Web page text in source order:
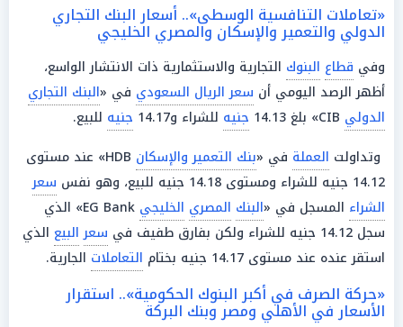
«تعاملات التنافسية الوسطى».. أسعار البنك التجاري
الدولي والتعمير والإسكان والمصري الخليجي
وفي قطاع البنوك التجارية والاستثمارية ذات الانتشار الواسع،
أظهر الرصد اليومي أن سعر الريال السعودي في «البنك التجاري
الدولي
جنيه للشراء و14.17 جنيه للبيع.
وتداولت العملة في «بنك التعمير والإسكان
HDB» عند مستوى
14.12 جنيه للشراء ومستوى 14.18 جنيه للبيع، وهو نفس
سعر
الشراء المسجل في «البنك المصري الخليجي
EG Bank» الذي
سجل 14.12 جنيه للشراء ولكن بفارق طفيف في
سعر البيع الذي
استقر عنده عند مستوى 14.17 جنيه بختام
التعاملات الجارية.
«حركة الصرف في أكبر البنوك الحكومية».. استقرار
الأسعار في الأهلي ومصر وبنك البركة